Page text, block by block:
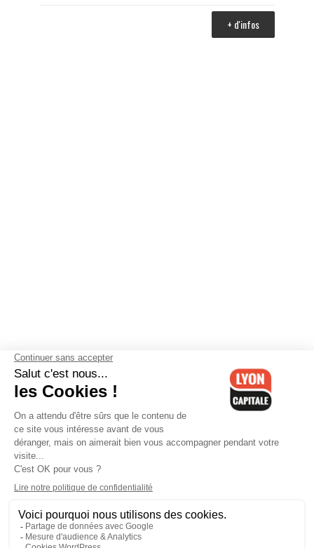
+ d'infos
Contactez-nous-Mentions légales-CGV-Politique de
confidentialité-Gestion des cookies